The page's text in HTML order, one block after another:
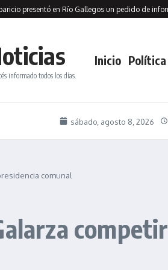
en Río Gallegos un pedido de informe
informado todos los días.
Inicio Política
sábado, agosto 8, 2026
comunal